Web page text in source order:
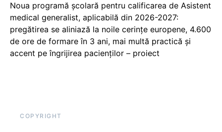
Noua programă școlară pentru calificarea de Asistent
medical generalist, aplicabilă din 2026-2027:
pregătirea se aliniază la noile cerințe europene, 4.600
de ore de formare în 3 ani, mai multă practică și
accent pe îngrijirea pacienților – proiect
COPYRIGHT